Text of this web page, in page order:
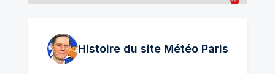
Histoire du site MétéoParis